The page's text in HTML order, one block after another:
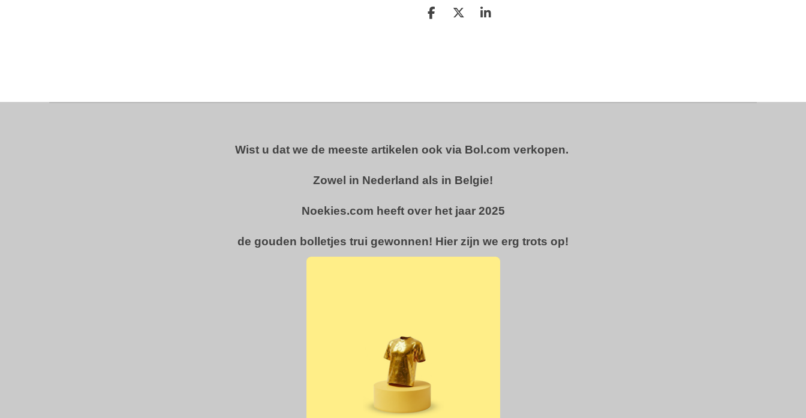
D
D
S
Wist u dat we de meeste artikelen ook via Bol.com verkopen.
Zowel in Nederland als in Belgie!
Noekies.com heeft over het jaar 2025
de gouden bolletjes trui gewonnen! Hier zijn we erg trots op!